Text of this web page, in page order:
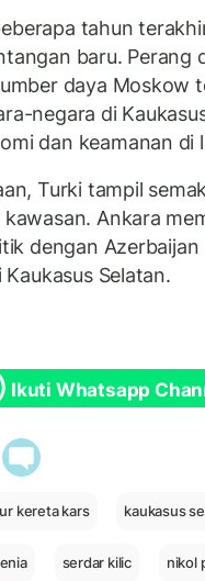
tahun
baru. Perang
daya Moskow
negara di
dan keamanan di
Turki tampil
Ankara
dengan
Selatan.
Ikuti Whatsapp
kereta kars kaukasus
serdar kilic nikol